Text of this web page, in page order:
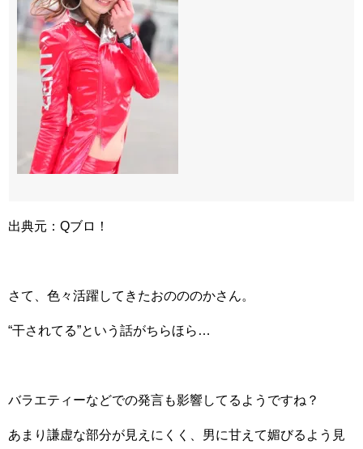
出典元：Qブロ！
さて、色々活躍してきたおのののかさん。
“干されてる”という話がちらほら…
バラエティーなどでの発言も影響してるようですね？
あまり謙虚な部分が見えにくく、男に甘えて媚びるよう見